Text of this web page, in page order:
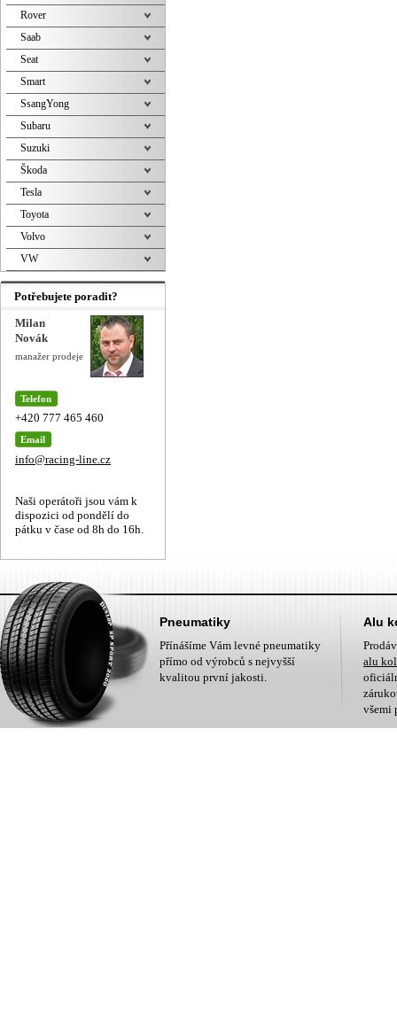
Rover
Saab
Seat
Smart
SsangYong
Subaru
Suzuki
Škoda
Tesla
Toyota
Volvo
VW
Potřebujete poradit?
Milan
Novák
manažer prodeje
Telefon
+420 777 465 460
Email
info@racing-line.cz
Naši operátoři jsou vám k
dispozici od pondělí do
pátku v čase od 8h do 16h.
Pneumatiky
Přínášíme Vám levné pneumatiky
přímo od výrobců s nejvyšší
kvalitou první jakosti.
Alu
alu
všemi